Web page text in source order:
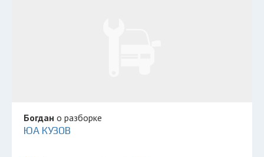
Богдан о разборке
ЮА КУЗОВ